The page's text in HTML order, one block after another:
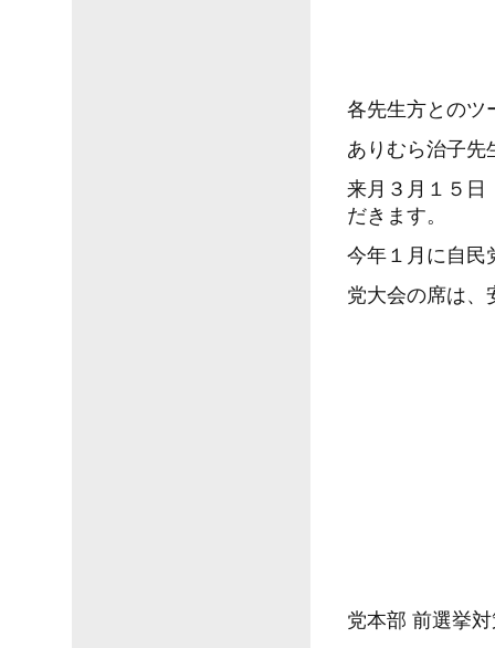
各先生方とのツ
ありむら治子先
来月３月１５日
だきます。
今年１月に自民
党大会の席は、
党本部 前選挙